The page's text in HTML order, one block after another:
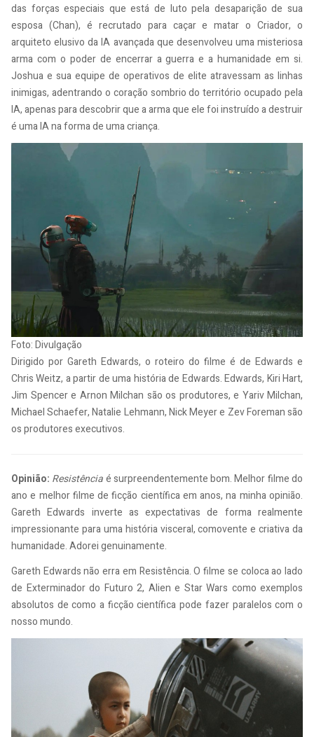
das forças especiais que está de luto pela desaparição de sua
esposa (Chan), é recrutado para caçar e matar o Criador, o
arquiteto elusivo da IA avançada que desenvolveu uma misteriosa
arma com o poder de encerrar a guerra e a humanidade em si.
Joshua e sua equipe de operativos de elite atravessam as linhas
inimigas, adentrando o coração sombrio do território ocupado pela
IA, apenas para descobrir que a arma que ele foi instruído a destruir
é uma IA na forma de uma criança.
Foto: Divulgação
Dirigido por Gareth Edwards, o roteiro do filme é de Edwards e
Chris Weitz, a partir de uma história de Edwards. Edwards, Kiri Hart,
Jim Spencer e Arnon Milchan são os produtores, e Yariv Milchan,
Michael Schaefer, Natalie Lehmann, Nick Meyer e Zev Foreman são
os produtores executivos.
Opinião: Resistênciaé surpreendentemente bom. Melhor filme do
ano e melhor filme de ficção científica em anos, na minha opinião.
Gareth Edwards inverte as expectativas de forma realmente
impressionante para uma história visceral, comovente e criativa da
humanidade. Adorei genuinamente.
Gareth Edwards não erra em Resistência. O filme se coloca ao lado
de Exterminador do Futuro 2, Alien e Star Wars como exemplos
absolutos de como a ficção científica pode fazer paralelos com o
nosso mundo.